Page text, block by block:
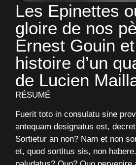
Les Epinettes
gloire de nos
Ernest Gouin
histoire d’un
de Lucien
RÉSUMÉ
Fuerit toto in consulatu sine
antequam designatus est,
Sortietur an non? Nam et non
et, quod sortitus sis, non